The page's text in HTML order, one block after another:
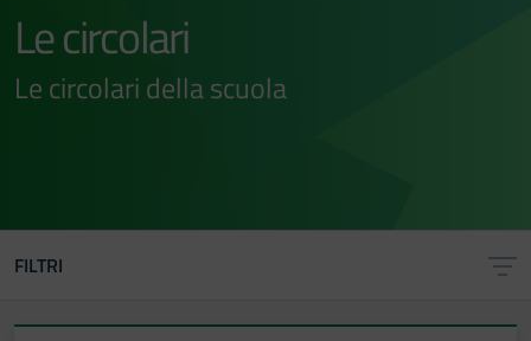
Le circolari
Le circolari della scuola
FILTRI